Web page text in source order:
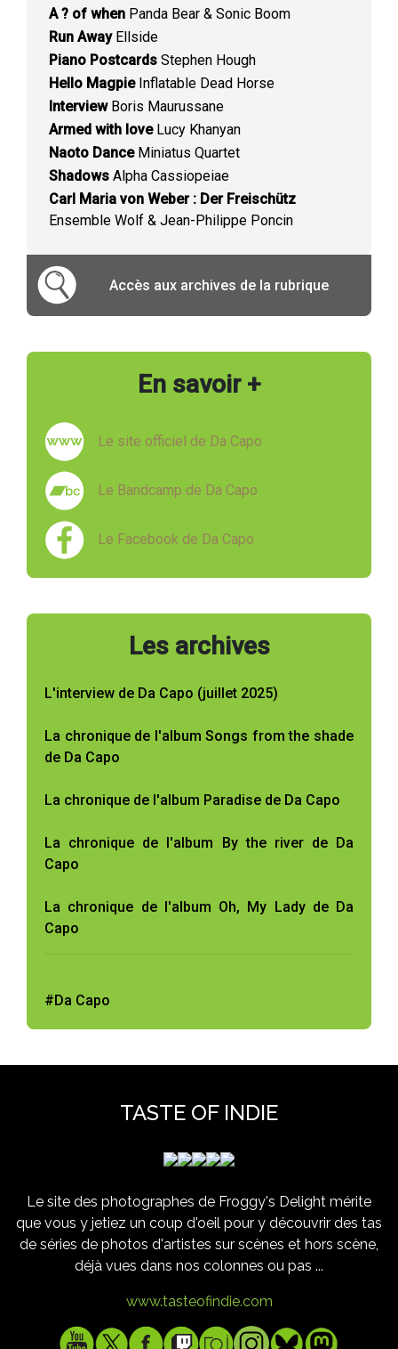
A ? of when Panda Bear & Sonic Boom
Run AwayEllside
Piano Postcards Stephen Hough
Hello MagpieInflatable Dead Horse
InterviewBoris Maurussane
Armed with loveLucy Khanyan
Naoto DanceMiniatus Quartet
Shadows Alpha Cassiopeiae
Carl Maria von Weber : Der Freischütz
Ensemble Wolf & Jean-Philippe Poncin
Accès aux archives de la rubrique
En savoir +
Le site officiel de Da Capo
Le Bandcamp de Da Capo
Le Facebook de Da Capo
Les archives
L'interview de Da Capo (juillet 2025)
La chronique de l'album Songs from the shade
de Da Capo
La chronique de l'album Paradise de Da Capo
La chronique de l'album By the river de Da
Capo
La chronique de l'album Oh, My Lady de Da
Capo
#Da Capo
TASTE OF INDIE
Le site des photographes de Froggy's Delight mérite
que vous y jetiez un coup d'oeil pour y découvrir des tas
de séries de photos d'artistes sur scènes et hors scène,
déjà vues dans nos colonnes ou pas ...
www.tasteofindie.com